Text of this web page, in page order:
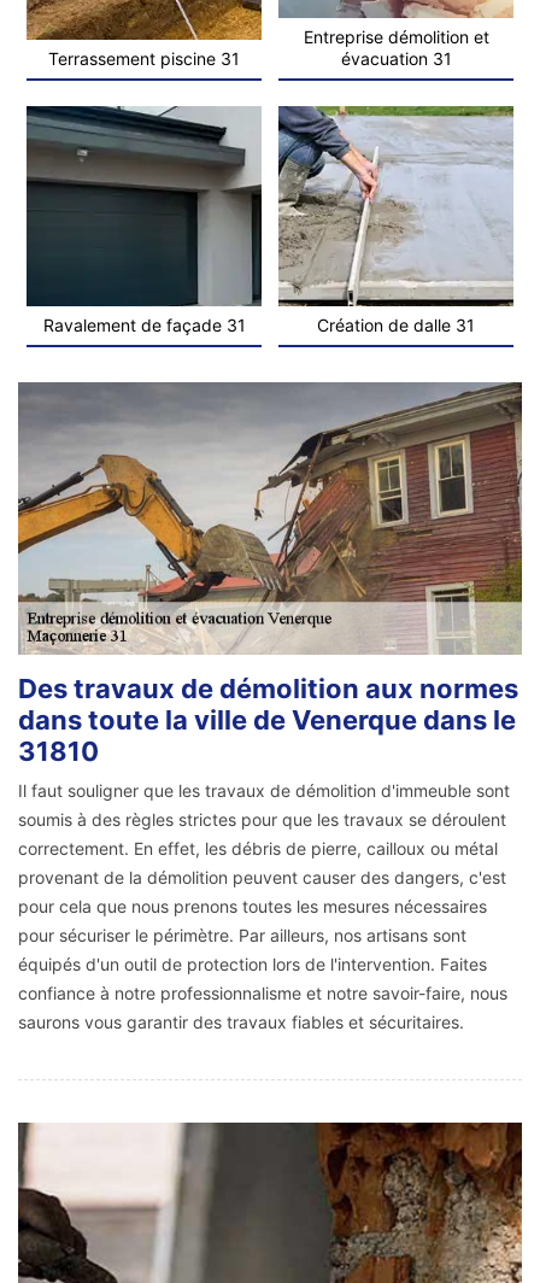
Terrassement piscine 31
Entreprise démolition et
évacuation 31
Ravalement de façade 31 Création de dalle 31
Des travaux de démolition aux normes
dans toute la ville de Venerque dans le
31810
Il faut souligner que les travaux de démolition d'immeuble sont
soumis à des règles strictes pour que les travaux se déroulent
correctement. En effet, les débris de pierre, cailloux ou métal
provenant de la démolition peuvent causer des dangers, c'est
pour cela que nous prenons toutes les mesures nécessaires
pour sécuriser le périmètre. Par ailleurs, nos artisans sont
équipés d'un outil de protection lors de l'intervention. Faites
confiance à notre professionnalisme et notre savoir-faire, nous
saurons vous garantir des travaux fiables et sécuritaires.